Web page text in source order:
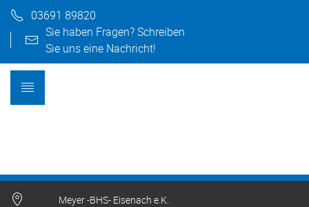
03691 89820
Sie haben Fragen? Schreiben
Sie uns eine Nachricht!
Meyer -BHS- Eisenach e.K.